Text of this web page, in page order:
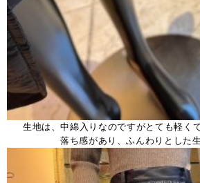
生地は、中綿入りなのですがとても軽く
落ち感があり、ふんわりとした